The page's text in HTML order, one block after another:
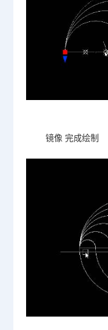
镜像 完成绘制